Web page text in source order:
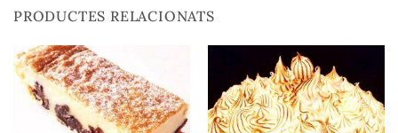
PRODUCTES RELACIONATS